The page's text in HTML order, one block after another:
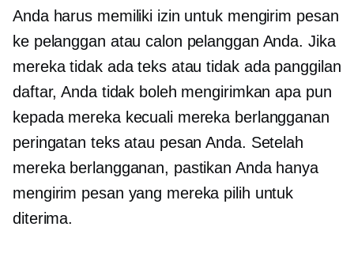
Anda harus memiliki izin untuk mengirim pesan
ke pelanggan atau calon pelanggan Anda. Jika
mereka tidak ada teks atautidak ada panggilan
daftar, Anda tidak boleh mengirimkan apa pun
kepada mereka kecuali mereka berlangganan
peringatan teks atau pesan Anda. Setelah
mereka berlangganan, pastikan Anda hanya
mengirim pesan yang mereka pilih untuk
diterima.